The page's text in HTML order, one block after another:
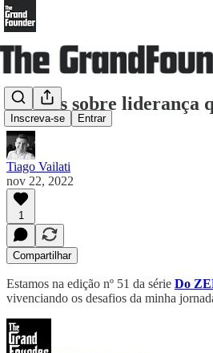
Inscreva-se Entrar
4 livros sobre liderança
Tiago Vailati
nov 22, 2022
1
Compartilhar
Estamos na edição nº 51 da série Do
vivenciando os desafios da minha